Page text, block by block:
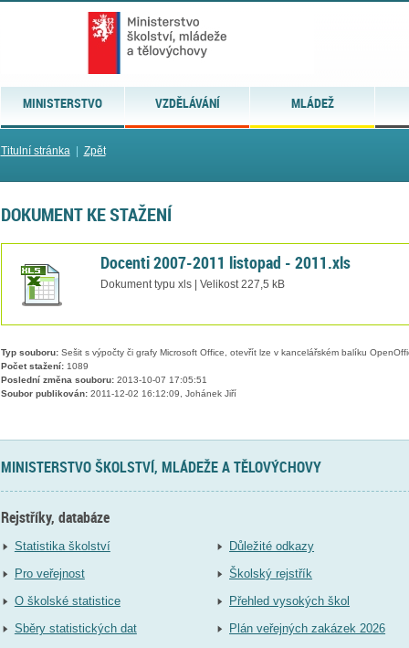
MINISTERSTVO VZDĚLÁVÁNÍ MLÁDEŽ
Titulní stránka| Zpět
DOKUMENT KE STAŽENÍ
Docenti 2007-2011 listopad - 2011.xls
Dokument typu xls | Velikost 227,5 kB
Typ souboru:Sešit s výpočty či grafy Microsoft Office, otevřít lze v kancelářském balíku
Počet stažení:1089
Poslední změna souboru:2013-10-07 17:05:51
Soubor publikován:2011-12-02 16:12:09, Johánek Jiří
MINISTERSTVO ŠKOLSTVÍ, MLÁDEŽE A TĚLOVÝCHOVY
Rejstříky, databáze
Statistika školství
Pro veřejnost
O školské statistice
Sběry statistických dat
Důležité odkazy
Školský rejstřík
Přehled vysokých škol
Plán veřejných zakázek 2026